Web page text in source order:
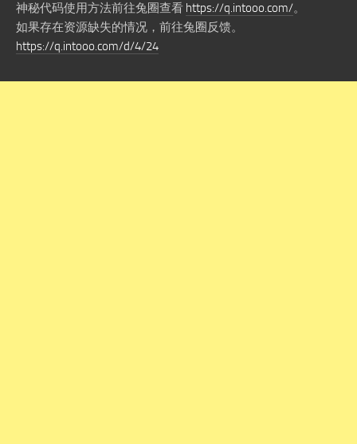
神秘代码使用方法前往兔圈查看 https://q.intooo.com/。
如果存在资源缺失的情况，前往兔圈反馈。
https://q.intooo.com/d/4/24